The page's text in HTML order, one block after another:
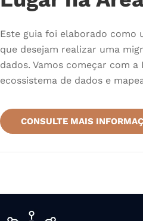
Este guia foi elaborado como
que desejam realizar uma
dados. Vamos começar com
ecossistema de dados e
CONSULTE MAIS